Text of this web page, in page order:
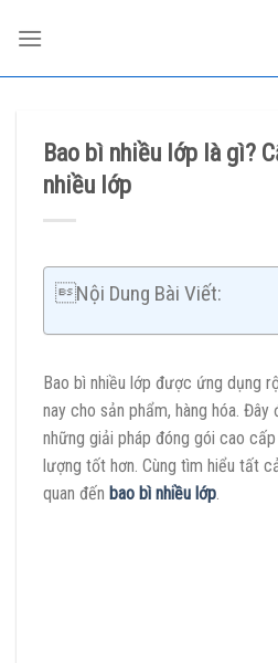
Bao bì nhiều lớp là gì?
nhiều lớp
Nội Dung Bài Viết:
Bao bì nhiều lớp được ứng dụng
nay cho sản phẩm, hàng hóa.
những giải pháp đóng gói cao
lượng tốt hơn. Cùng tìm hiểu tất
quan đến bao bì nhiều lớp.